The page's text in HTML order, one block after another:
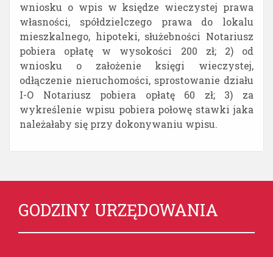
wniosku o wpis w księdze wieczystej prawa
własności, spółdzielczego prawa do lokalu
mieszkalnego, hipoteki, służebności Notariusz
pobiera opłatę w wysokości 200 zł; 2) od
wniosku o założenie księgi wieczystej,
odłączenie nieruchomości, sprostowanie działu
I-O Notariusz pobiera opłatę 60 zł; 3) za
wykreślenie wpisu pobiera połowę stawki jaka
należałaby się przy dokonywaniu wpisu.
GODZINY URZĘDOWANIA